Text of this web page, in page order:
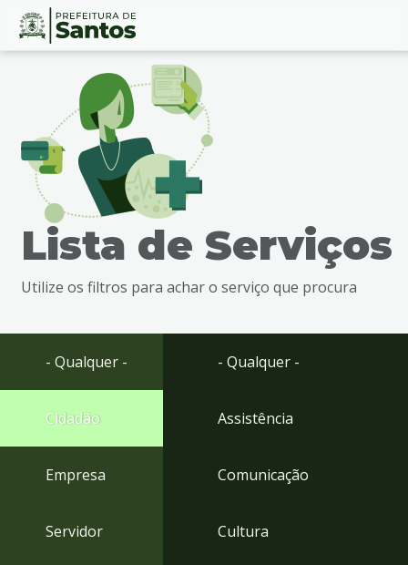
Ir
busca
Ir
rodapé
Conteúdo
Lista de Serviços
Utilize os filtros para achar o serviço que procura
- Qualquer -
Cidadão
Empresa
Servidor
- Qualquer -
Assistência
Comunicação
Cultura